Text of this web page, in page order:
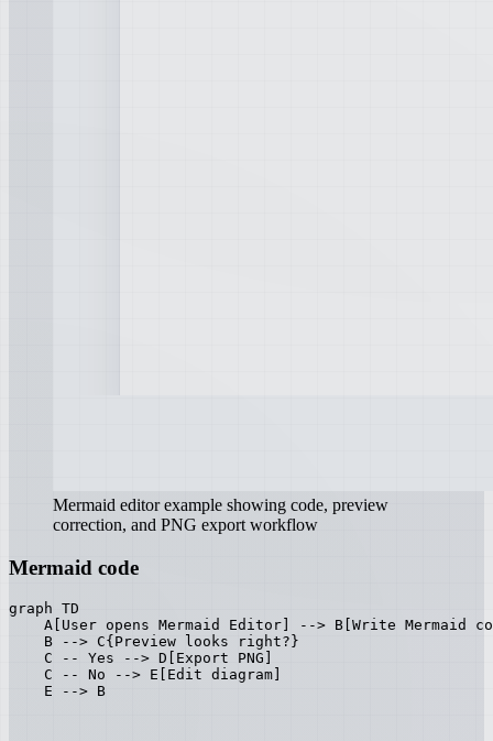
Mermaid editor example showing code, preview
correction, and PNG export workflow
Mermaid code
graph TD
A[User opens Mermaid Editor] --> B[Write Mermaid
    B --> C{Preview looks right?}
    C -- Yes --> D[Export PNG]
    C -- No --> E[Edit diagram]
    E --> B